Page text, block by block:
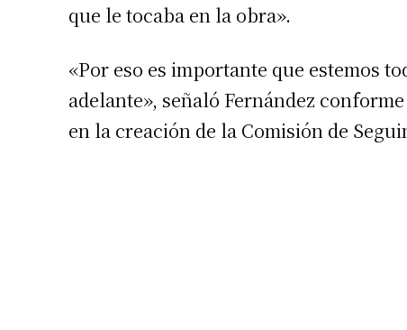
que le tocaba en la obra».
«Por eso es importante que estemos
adelante», señaló Fernández
en la creación de la Comisión de